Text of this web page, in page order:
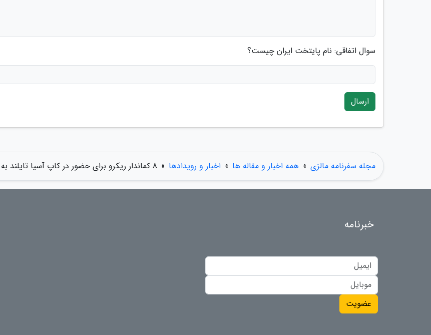
سوال اتفاقی: نام پایتخت ایران چیست؟
ارسال
مجله سفرنامه مالزی » همه اخبار و مقاله ها » اخبار و رویدادها » 8 کماندار ریکرو برای حضور در کاپ آسیا تایلند به اردو دعوت شدند
خبرنامه
عضویت